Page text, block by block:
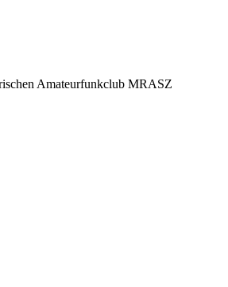
Amateurfunkclub MRASZ